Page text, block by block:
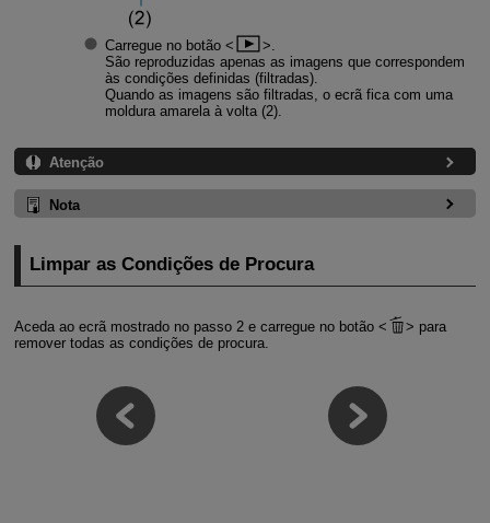
Carregue no botão
.
São reproduzidas apenas as imagens que correspondem
às condições definidas (filtradas).
Quando as imagens são filtradas, o ecrã fica com uma
moldura amarela à volta (2).
Atenção
Nota
Limpar as Condições de Procura
Aceda ao ecrã mostrado no passo 2 e carregue no botão
para
remover todas as condições de procura.